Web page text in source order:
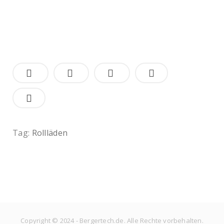
Tag: Rollläden
Copyright © 2024 - Bergertech.de. Alle Rechte vorbehalten.